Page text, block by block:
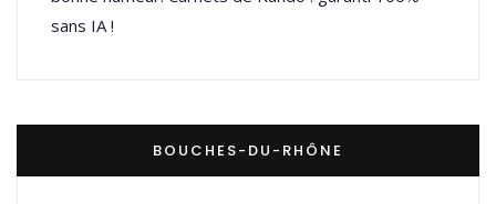
sans IA !
BOUCHES-DU-RHÔNE